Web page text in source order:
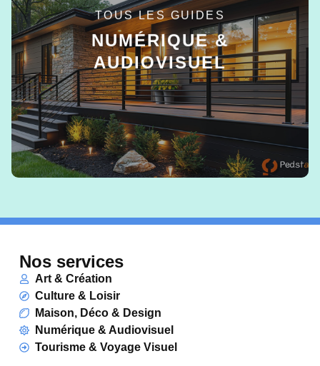
TOUS LES GUIDES
NUMÉRIQUE &
AUDIOVISUEL
EN SAVOIR +
Nos services
Art & Création
Culture & Loisir
Maison, Déco & Design
Numérique & Audiovisuel
Tourisme & Voyage Visuel